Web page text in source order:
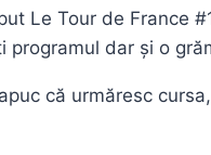
Le Tour de France
programul dar și o
că urmăresc